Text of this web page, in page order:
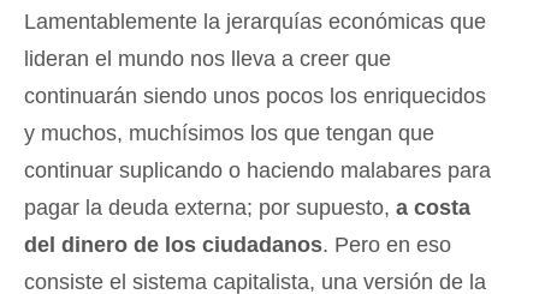
Lamentablemente la jerarquías económicas que
lideran el mundo nos lleva a creer que
continuarán siendo unos pocos los enriquecidos
y muchos, muchísimos los que tengan que
continuar suplicando o haciendo malabares para
pagar la deuda externa; por supuesto, a costa
del dinero de los ciudadanos. Pero en eso
consiste el sistema capitalista, una versión de la